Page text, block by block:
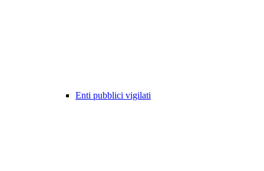
Enti pubblici vigilati